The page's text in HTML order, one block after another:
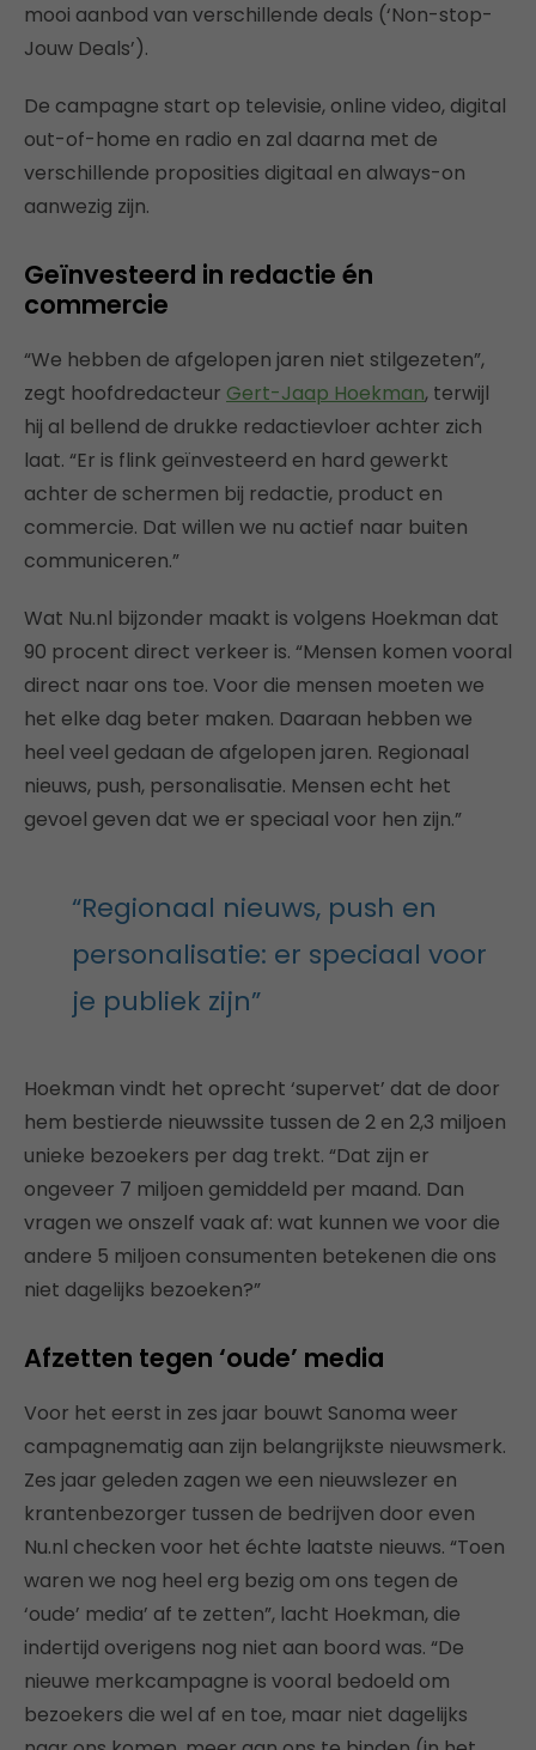
mooi aanbod van verschillende deals (‘Non-stop-
Jouw Deals’).
De campagne start op televisie, online video, digital
out-of-home en radio en zal daarna met de
verschillende proposities digitaal en always-on
aanwezig zijn.
Geïnvesteerd in redactie én
commercie
“We hebben de afgelopen jaren niet stilgezeten”,
zegt hoofdredacteur Gert-Jaap Hoekman, terwijl
hij al bellend de drukke redactievloer achter zich
laat. “Er is flink geïnvesteerd en hard gewerkt
achter de schermen bij redactie, product en
commercie. Dat willen we nu actief naar buiten
communiceren.”
Wat Nu.nl bijzonder maakt is volgens Hoekman dat
90 procent direct verkeer is. “Mensen komen vooral
direct naar ons toe. Voor die mensen moeten we
het elke dag beter maken. Daaraan hebben we
heel veel gedaan de afgelopen jaren. Regionaal
nieuws, push, personalisatie. Mensen echt het
gevoel geven dat we er speciaal voor hen zijn.”
“Regionaal nieuws, push en
personalisatie: er speciaal voor
je publiek zijn”
Hoekman vindt het oprecht ‘supervet’ dat de door
hem bestierde nieuwssite tussen de 2 en 2,3 miljoen
unieke bezoekers per dag trekt. “Dat zijn er
ongeveer 7 miljoen gemiddeld per maand. Dan
vragen we onszelf vaak af: wat kunnen we voor die
andere 5 miljoen consumenten betekenen die ons
niet dagelijks bezoeken?”
Afzetten tegen ‘oude’ media
Voor het eerst in zes jaar bouwt Sanoma weer
campagnematig aan zijn belangrijkste nieuwsmerk.
Zes jaar geleden zagen we een nieuwslezer en
krantenbezorger tussen de bedrijven door even
Nu.nl checken voor het échte laatste nieuws. “Toen
waren we nog heel erg bezig om ons tegen de
‘oude’ media’ af te zetten”, lacht Hoekman, die
indertijd overigens nog niet aan boord was. “De
nieuwe merkcampagne is vooral bedoeld om
bezoekers die wel af en toe, maar niet dagelijks